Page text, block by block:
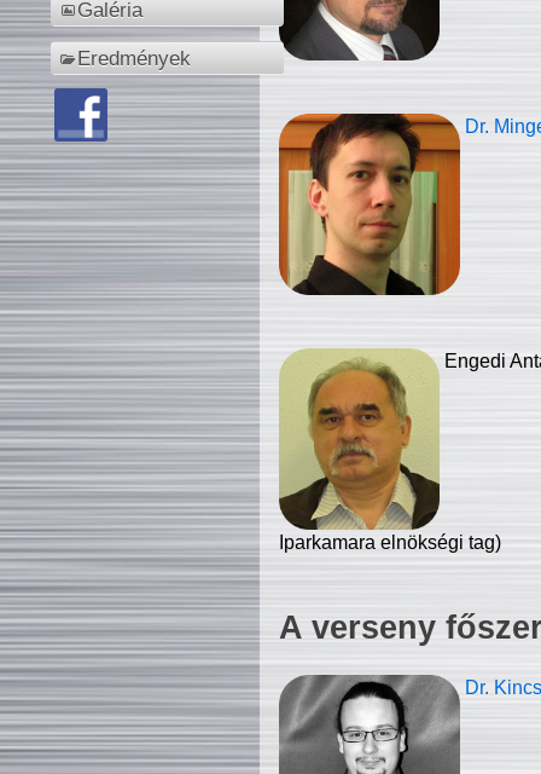
Galéria
Eredmények
Dr.
Engedi
Iparkamara elnökségi tag)
A verseny
Dr.